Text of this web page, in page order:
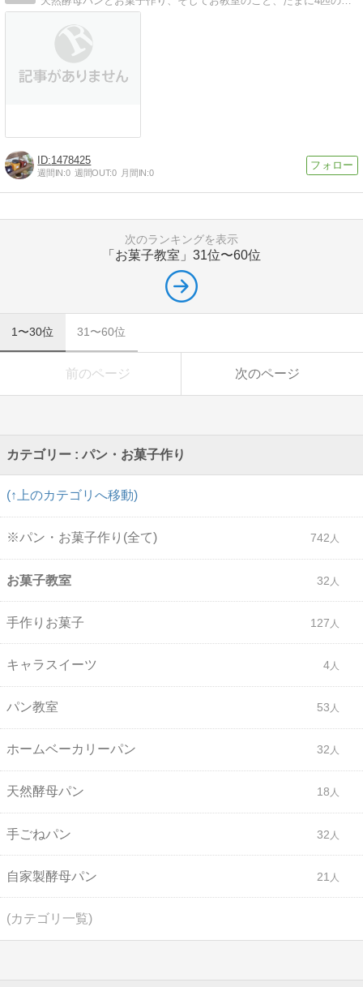
1478425
週間IN:0 週間OUT:0 月間IN:0
次のランキングを表示
「お菓子教室」 31位〜60位
1〜30位 31〜60位
前のページ 次のページ
カテゴリー : パン・お菓子作り
(↑上のカテゴリへ移動)
※パン・お菓子作り(全て) 742
お菓子教室 32
手作りお菓子 127
キャラスイーツ 4
パン教室 53
ホームベーカリーパン 32
天然酵母パン 18
手ごねパン 32
自家製酵母パン 21
(カテゴリ一覧)